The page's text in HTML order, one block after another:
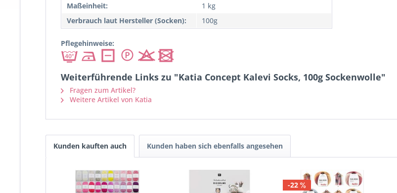
Maßeinheit:
1 kg
Verbrauch laut Hersteller (Socken):
100g
Pflegehinweise:
Weiterführende Links zu "Katia Concept Kalevi Socks, 100g Sockenwolle"
Fragen zum Artikel?
Weitere Artikel von Katia
Kunden kauften auch Kunden haben sich ebenfalls angesehen
-22